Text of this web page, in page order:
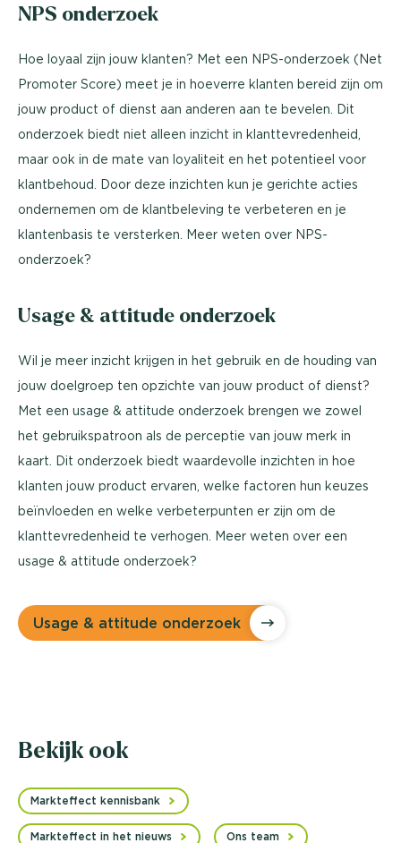
NPS onderzoek
Hoe loyaal zijn jouw klanten? Met een NPS-onderzoek (Net
Promoter Score) meet je in hoeverre klanten bereid zijn om
jouw product of dienst aan anderen aan te bevelen. Dit
onderzoek biedt niet alleen inzicht in klanttevredenheid,
maar ook in de mate van loyaliteit en het potentieel voor
klantbehoud. Door deze inzichten kun je gerichte acties
ondernemen om de klantbeleving te verbeteren en je
klantenbasis te versterken. Meer weten over NPS-
onderzoek?
Usage & attitude onderzoek
Wil je meer inzicht krijgen in het gebruik en de houding van
jouw doelgroep ten opzichte van jouw product of dienst?
Met een usage & attitude onderzoek brengen we zowel
het gebruikspatroon als de perceptie van jouw merk in
kaart. Dit onderzoek biedt waardevolle inzichten in hoe
klanten jouw product ervaren, welke factoren hun keuzes
beïnvloeden en welke verbeterpunten er zijn om de
klanttevredenheid te verhogen. Meer weten over een
usage & attitude onderzoek?
Usage & attitude onderzoek
Bekijk ook
Markteffect kennisbank
Markteffect in het nieuws Ons team